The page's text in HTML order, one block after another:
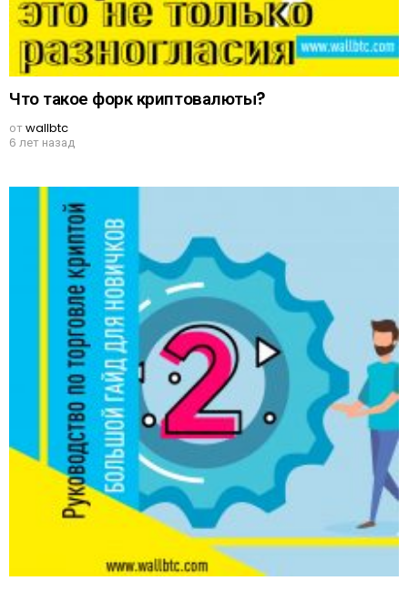
Что такое форк криптовалюты?
отwallbtc
6 лет назад